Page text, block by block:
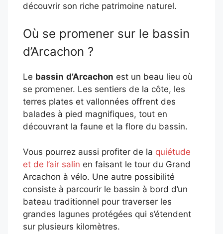
découvrir son riche patrimoine naturel.
Où se promener sur le bassin
d’Arcachon ?
Le bassin d’Arcachon est un beau lieu où
se promener. Les sentiers de la côte, les
terres plates et vallonnées offrent des
balades à pied magnifiques, tout en
découvrant la faune et la flore du bassin.
Vous pourrez aussi profiter de la quiétude
et de l’air salin en faisant le tour du Grand
Arcachon à vélo. Une autre possibilité
consiste à parcourir le bassin à bord d’un
bateau traditionnel pour traverser les
grandes lagunes protégées qui s’étendent
sur plusieurs kilomètres.